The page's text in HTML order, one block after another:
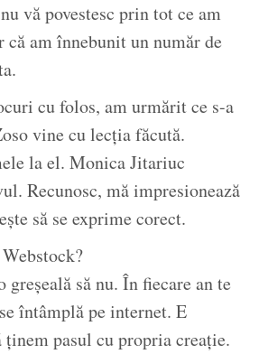
vă povestesc prin tot ce am
că am înnebunit un număr de
cu folos, am urmărit ce s-a
vine cu lecția făcută.
la el. Monica Jitariuc
Recunosc, mă impresionează
să se exprime corect.
greșeală să nu. În fiecare an te
întâmplă pe internet. E
ținem pasul cu propria creație.